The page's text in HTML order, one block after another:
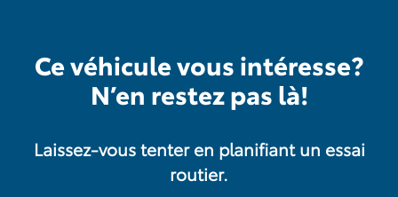
Ce véhicule vous intéresse?
N’en restez pas là!
Laissez-vous tenter en planifiant un essai
routier.